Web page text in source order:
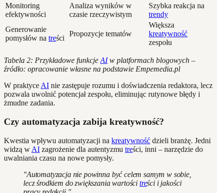
Monitoring
efektywności
Analiza wyników w
czasie rzeczywistym
Szybka reakcja na
trendy
Generowanie
pomysłów na treści
Propozycje tematów
Większa
kreatywność
zespołu
Tabela 2: Przykładowe funkcje AIw platformach blogowych –
źródło: opracowanie własne na podstawie Empemedia.pl
W praktyce AI nie zastępuje rozumu i doświadczenia redaktora, lecz
pozwala uwolnić potencjał zespołu, eliminując rutynowe błędy i
żmudne zadania.
Czy automatyzacja zabija kreatywność?
Kwestia wpływu automatyzacji na kreatywność dzieli branżę. Jedni
widzą w AI zagrożenie dla autentyzmu treści, inni – narzędzie do
uwalniania czasu na nowe pomysły.
"Automatyzacja nie powinna być celem samym w sobie,
lecz środkiem do zwiększania wartości treści i jakości